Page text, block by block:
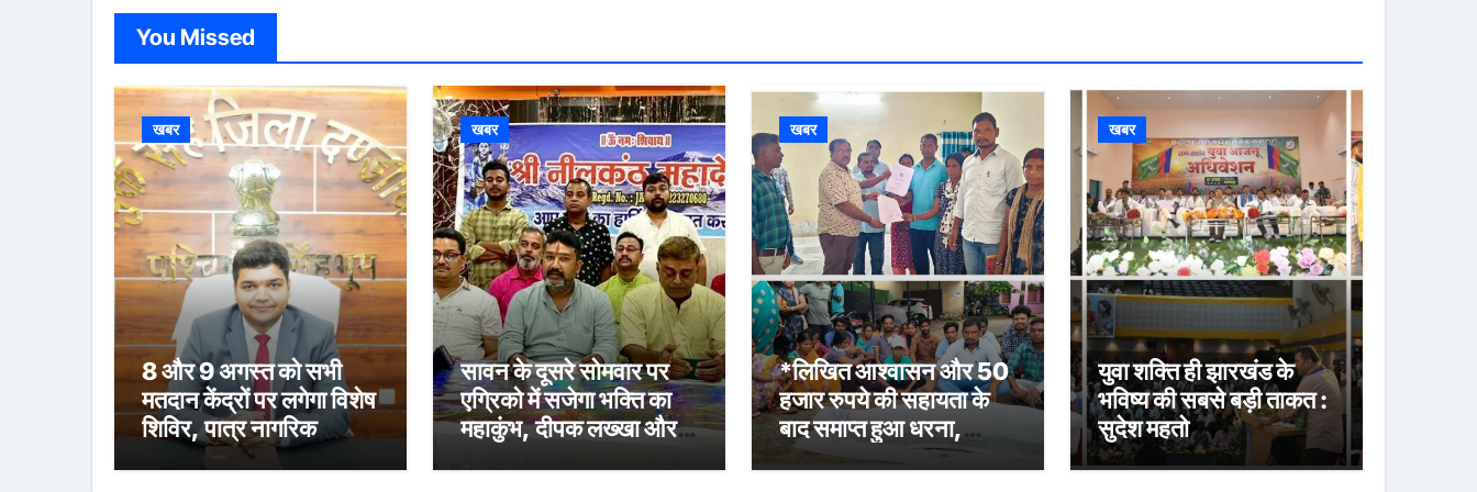
You Missed
खबर
8 और 9 अगस्त को सभी
मतदान केंद्रों पर लगेगा विशेष
शिविर, पात्र नागरिक
फॉर्म-6 और फॉर्म-8 भरें:
खबर
सावन के दूसरे सोमवार पर
एग्रिको में सजेगा भक्ति का
महाकुंभ, दीपक लख्खा और
खबर
*लिखित आश्वासन और 50
हजार रुपये की सहायता के
बाद समाप्त हुआ धरना,
बिजली मिस्त्री रवि चाम्पिया
खबर
युवा शक्ति ही झारखंड के
भविष्य की सबसे बड़ी ताकत :
सुदेश महतो